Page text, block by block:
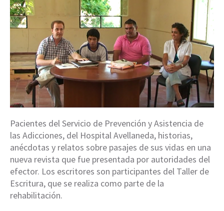
Pacientes del Servicio de Prevención y Asistencia de
las Adicciones, del Hospital Avellaneda, historias,
anécdotas y relatos sobre pasajes de sus vidas en una
nueva revista que fue presentada por autoridades del
efector. Los escritores son participantes del Taller de
Escritura, que se realiza como parte de la
rehabilitación.